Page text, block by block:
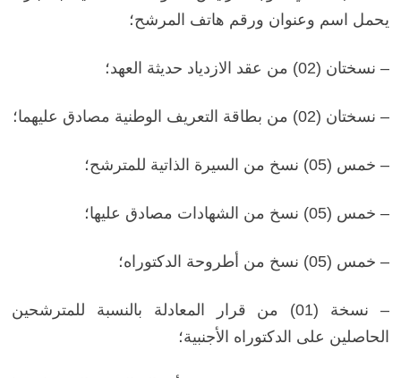
يحمل اسم وعنوان ورقم هاتف المرشح؛
– نسختان (02) من عقد الازدياد حديثة العهد؛
– نسختان (02) من بطاقة التعريف الوطنية مصادق عليهما؛
– خمس (05) نسخ من السيرة الذاتية للمترشح؛
– خمس (05) نسخ من الشهادات مصادق عليها؛
– خمس (05) نسخ من أطروحة الدكتوراه؛
– نسخة (01) من قرار المعادلة بالنسبة للمترشحين
الحاصلين على الدكتوراه الأجنبية؛